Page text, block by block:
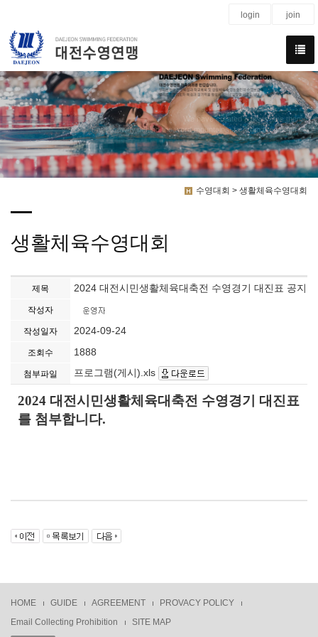
login join
We have created a awesome theme
Far far away,behind the word mountains, far from the countries
수영대회 > 생활체육수영대회
생활체육수영대회
제목 2024 대전시민생활체육대축전 수영경기 대진표 공지
작성자
작성일자 2024-09-24
조회수 1888
첨부파일 프로그램(게시).xls
2024 대전시민생활체육대축전 수영경기 대진표
를 첨부합니다.
HOME GUIDE AGREEMENT
PROVACY POLICY
Email Collecting Prohibition
SITE MAP